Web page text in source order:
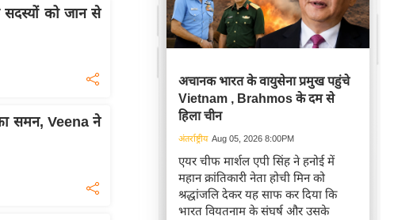
को जान से
समन, Veena ने
अचानक भारत के वायुसेना प्रमुख पहुंचे
Vietnam , Brahmos के दम से
हिला चीन
अंतर्राष्ट्रीय Aug 05, 2026 8:00PM
एयर चीफ मार्शल एपी सिंह ने हनोई में
महान क्रांतिकारी नेता होची मिन को
श्रद्धांजलि देकर यह साफ कर दिया कि
भारत वियतनाम के संघर्ष और उसके